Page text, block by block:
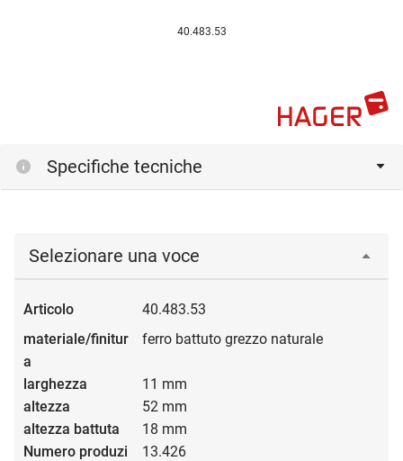
40.483.53
Specifiche tecniche
Selezionare una voce
40.483.53
ferro battuto grezzo naturale
11 mm
52 mm
18 mm
13.426